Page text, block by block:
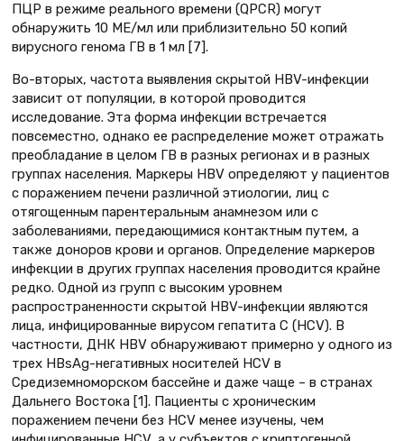
ПЦР в режиме реального времени (QPCR) могут
обнаружить 10 МЕ/мл или приблизительно 50 копий
вирусного генома ГВ в 1 мл [7].
Во-вторых, частота выявления скрытой HBV-инфекции
зависит от популяции, в которой проводится
исследование. Эта форма инфекции встречается
повсеместно, однако ее распределение может отражать
преобладание в целом ГВ в разных регионах и в разных
группах населения. Маркеры НВV определяют у пациентов
с поражением печени различной этиологии, лиц с
отягощенным парентеральным анамнезом или с
заболеваниями, передающимися контактным путем, а
также доноров крови и органов. Определение маркеров
инфекции в других группах населения проводится крайне
редко. Одной из групп с высоким уровнем
распространенности скрытой HBV-инфекции являются
лица, инфицированные вирусом гепатита С (HCV). В
частности, ДНК НВV обнаруживают примерно у одного из
трех HBsAg-негативных носителей HCV в
Средиземноморском бассейне и даже чаще – в странах
Дальнего Востока [1]. Пациенты с хроническим
поражением печени без HCV менее изучены, чем